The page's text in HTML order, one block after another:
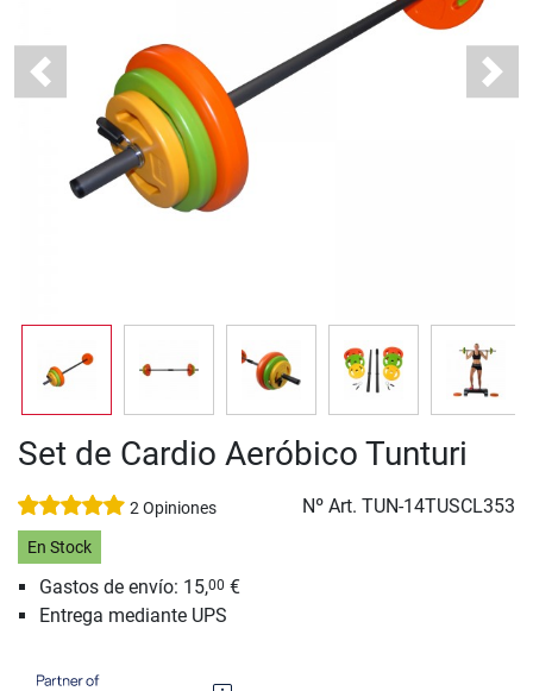
Previous Next
Set de Cardio Aeróbico Tunturi
2 Opiniones Nº Art. TUN-14TUSCL353
En Stock
Gastos de envío: 15,00 €
Entrega mediante UPS